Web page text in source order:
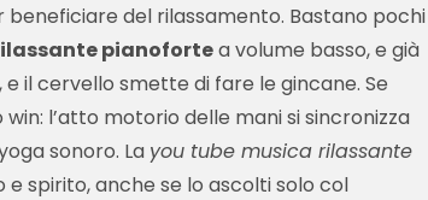
del rilassamento. Bastano pochi
pianofortea volume basso, e già
il cervello smette di fare le gincane. Se
l’atto motorio delle mani si sincronizza
sonoro. La you tube musica rilassante
spirito, anche se lo ascolti solo col